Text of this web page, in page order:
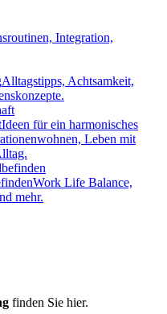
Integration,
Alltagstipps, Achtsamkeit,
Ideen für ein harmonisches
Leben mit
Work Life Balance,
mehr.
finden Sie hier.